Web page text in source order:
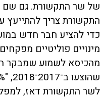
של שר התקשורת. גם שם
כדי להציע חבר חדש
מינויים פוליטיים
מהכיסא לשמוע שמבקר
לשר התקשורת דאז,